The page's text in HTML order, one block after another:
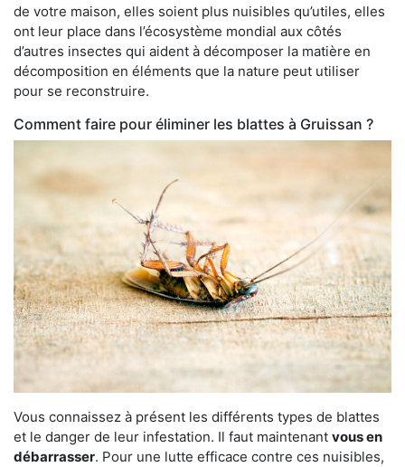
de votre maison, elles soient plus nuisibles qu’utiles, elles
ont leur place dans l’écosystème mondial aux côtés
d’autres insectes qui aident à décomposer la matière en
décomposition en éléments que la nature peut utiliser
pour se reconstruire.
Comment faire pour éliminer les blattes à Gruissan ?
Vous connaissez à présent les différents types de blattes
et le danger de leur infestation. Il faut maintenant vous en
débarrasser. Pour une lutte efficace contre ces nuisibles,